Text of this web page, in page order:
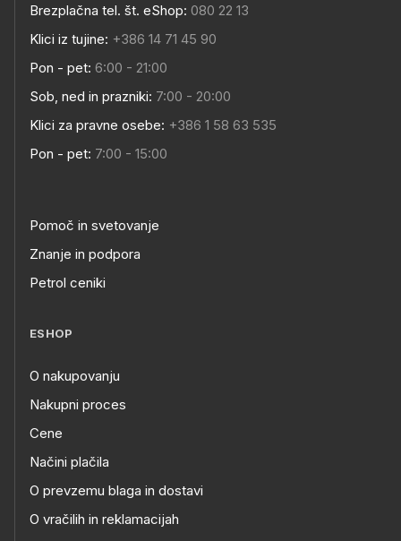
Brezplačna tel. št. eShop: 080 22 13
Klici iz tujine: +386 14 71 45 90
Pon - pet: 6:00 - 21:00
Sob, ned in prazniki: 7:00 - 20:00
Klici za pravne osebe: +386 1 58 63 535
Pon - pet: 7:00 - 15:00
Pomoč in svetovanje
Znanje in podpora
Petrol ceniki
ESHOP
O nakupovanju
Nakupni proces
Cene
Načini plačila
O prevzemu blaga in dostavi
O vračilih in reklamacijah